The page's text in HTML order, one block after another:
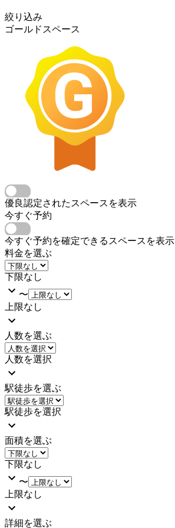
絞り込み
ゴールドスペース
優良認定されたスペースを表示
今すぐ予約
今すぐ予約を確定できるスペースを表示
料金を選ぶ
下限なし
〜
上限なし
人数を選ぶ
人数を選択
駅徒歩を選ぶ
駅徒歩を選択
面積を選ぶ
下限なし
〜
上限なし
詳細を選ぶ